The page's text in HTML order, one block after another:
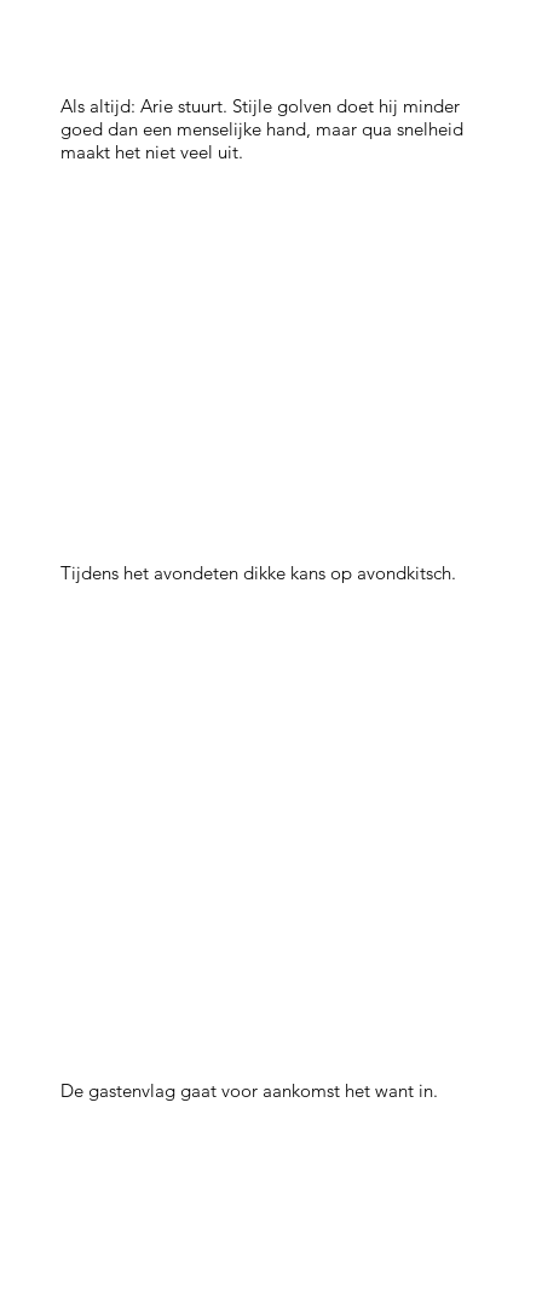
Tijdens het avondeten dikke kans op avondkitsch.
Als altijd: Arie stuurt. Stijle golven doet hij minder
goed dan een menselijke hand, maar qua snelheid
maakt het niet veel uit.
De gastenvlag gaat voor aankomst het want in.